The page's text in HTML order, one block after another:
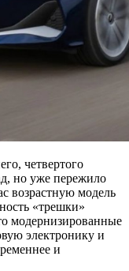
четвертого
но уже пережило
возрастную модель
«трешки»
модернизированные
электронику и
и